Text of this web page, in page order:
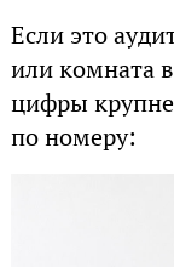
Если это
или комната
цифры
по номеру: